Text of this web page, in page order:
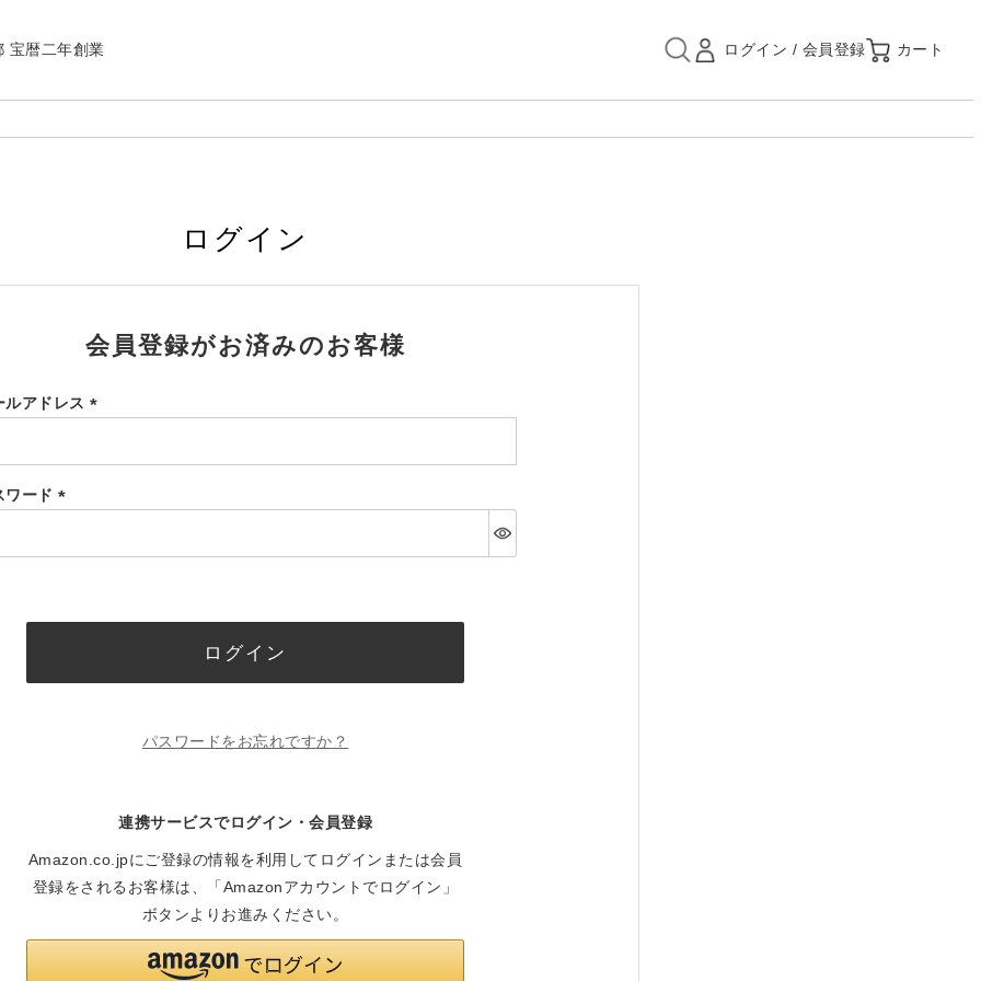
宝暦二年創業
ログイン
会員登録がお済みのお客様
ルアドレス
須)
ワード
須)
ログイン
パスワードをお忘れですか？
連携サービスでログイン・会員登録
Amazon.co.jpにご登録の情報を利用してログインまたは会員
登録をされるお客様は、「Amazonアカウントでログイン」
ボタンよりお進みください。